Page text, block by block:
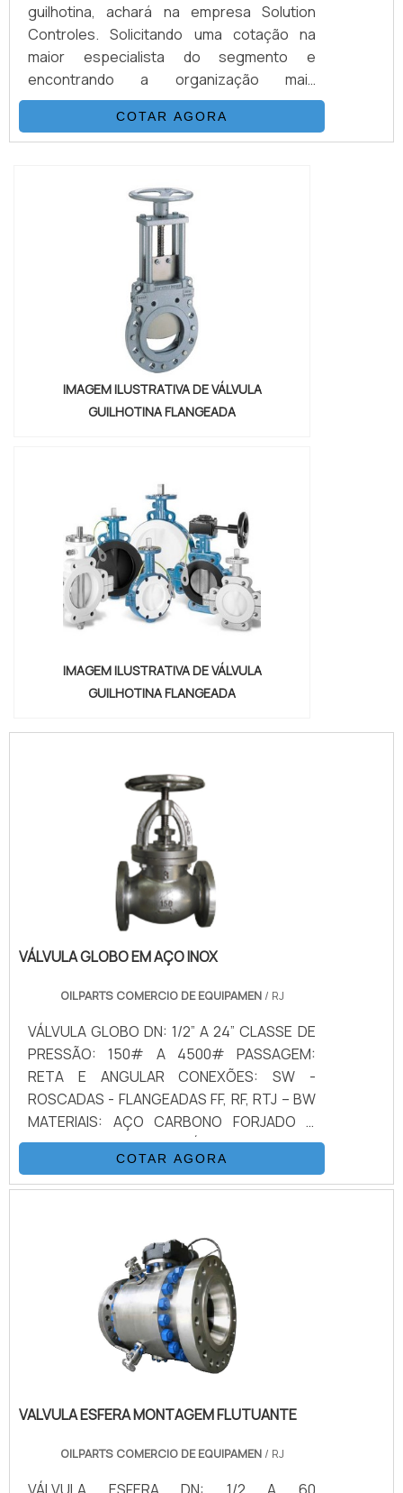
guilhotina, achará na empresa Solution
Controles. Solicitando uma cotação na
maior especialista do segmento e
encontrando a organização mais
competente do ramo, a aquisição é mais
assertiva.DETALHES SOBRE A VÁLVULA
GUILHOTINASe alguém procurar por válvula
até o site da Solution Controles.
Especializada em válvula redutora de
pressão e trocador de calor casco ...
COTAR AGORA
IMAGEM ILUSTRATIVA DE VÁLVULA
GUILHOTINA FLANGEADA
IMAGEM ILUSTRATIVA DE VÁLVULA
GUILHOTINA FLANGEADA
VÁLVULA GLOBO EM AÇO INOX
OILPARTS COMERCIO DE EQUIPAMEN/ RJ
VÁLVULA GLOBO DN: 1/2” A 24” CLASSE DE
PRESSÃO: 150# A 4500# PASSAGEM:
RETA E ANGULAR CONEXÕES: SW -
ROSCADAS - FLANGEADAS FF, RF, RTJ – BW
MATERIAIS: AÇO CARBONO FORJADO &
FUNDIDO – AÇO INOXIDÁVEL – DUPLEX &
SUPER DUPLEX –
ALUMÍNIO/BRONZE/NÍQUEL – TITANIUM –
ACIONAMENTO: MANUAL
COTAR AGORA
VALVULA ESFERA MONTAGEM FLUTUANTE
OILPARTS COMERCIO DE EQUIPAMEN/ RJ